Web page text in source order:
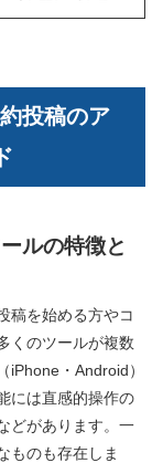
投稿のア
ルの特徴と
稿を始める方やコ
くのツールが複数
iPhone・Android）
には直感的操作の
どがあります。一
ものも存在しま